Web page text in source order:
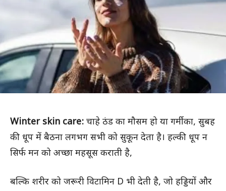
Winter skin care: चाहे ठंड का मौसम हो या गर्मी का, सुबह
की धूप में बैठना लगभग सभी को सुकून देता है। हल्की धूप न
सिर्फ मन को अच्छा महसूस कराती है,
बल्कि शरीर को जरूरी विटामिन D भी देती है, जो हड्डियों और